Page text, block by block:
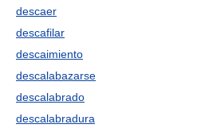
descaer
descafilar
descaimiento
descalabazarse
descalabrado
descalabradura